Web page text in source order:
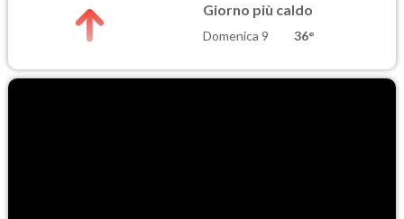
Giorno più caldo
Domenica 9 36°